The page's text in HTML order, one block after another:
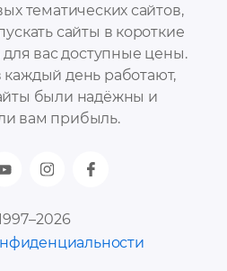
тематических сайтов,
сайты в короткие
для вас доступные цены.
каждый день работают,
были надёжны и
вам прибыль.